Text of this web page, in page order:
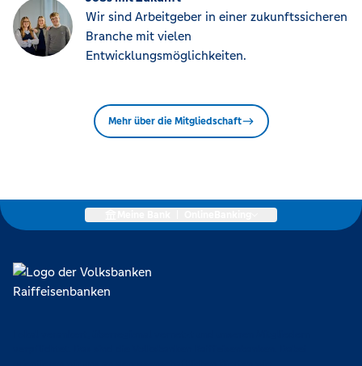
Wir sind Arbeitgeber in einer zukunftssicheren
Branche mit vielen
Entwicklungsmöglichkeiten.
Mehr über die Mitgliedschaft